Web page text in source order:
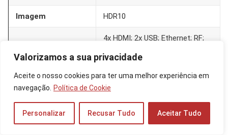
Valorizamos a sua privacidade
Aceite o nosso cookies para ter uma melhor experiência em
navegação.
Política de Cookie
Personalizar Recusar Tudo Aceitar Tudo
Imagem HDR10
4x HDMI; 2x USB; Ethernet; RF;
Áudio
Alto-falante Dolby Audio (2x 12W)